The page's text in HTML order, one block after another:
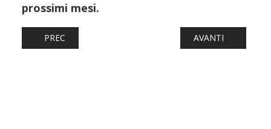
prossimi mesi.
ARTICOLO PRECEDENTE: GRUPPO FS, MERCI IN
PREC ARTICOLO
AVANTI